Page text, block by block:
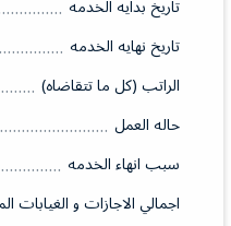
تاريخ بدايه الخدمه
تاريخ نهايه الخدمه
الراتب (كل ما تتقاضاه)
حاله العمل
سبب انهاء الخدمه
اجمالي الاجازات و الغيابات